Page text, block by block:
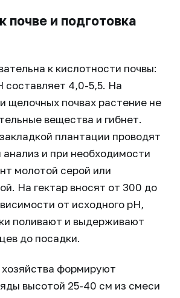
почве и подготовка
к кислотности почвы:
составляет 4,0-5,5. На
щелочных почвах растение не
вещества и гибнет.
плантации проводят
анализ и при необходимости
молотой серой или
На гектар вносят от 300 до
от исходного pH,
поливают и выдерживают
до посадки.
формируют
высотой 25-40 см из смеси